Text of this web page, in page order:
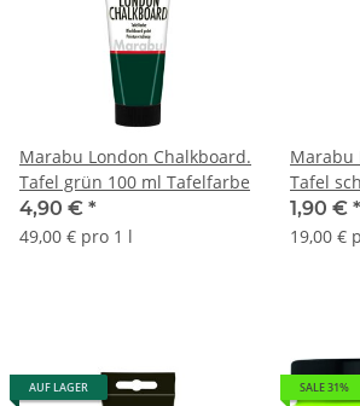
Marabu London Chalkboard.
Tafel grün 100 ml Tafelfarbe
4,90 € *
49,00 € pro 1 l
Marabu
Tafel
1,90 € *
19,00 €
AUF LAGER SALE 31%